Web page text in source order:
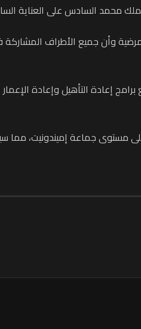
محمد السادس على العناية
وأن جميع الأطراف
إعادة التأهيل وإعادة
جماعة إميندونيت، مما